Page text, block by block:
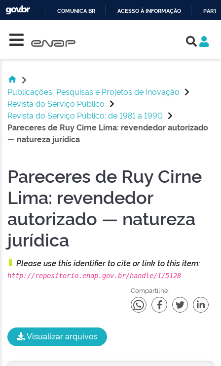
COMUNICA BR ACESSO À INFORMAÇÃO
Publicações, Pesquisas e Projetos de Inovação
Revista do Serviço Público
Revista do Serviço Público: de 1981 a 1990
Pareceres de Ruy Cirne Lima: revendedor autorizado
— natureza jurídica
Pareceres de Ruy Cirne
Lima: revendedor
autorizado — natureza
jurídica
Please use this identifier to cite or link to this item:
http://repositorio.enap.gov.br/handle/1/5128
Compartilhe:
Visualizar arquivos